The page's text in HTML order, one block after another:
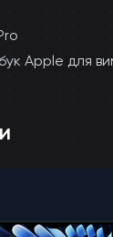
Apple для